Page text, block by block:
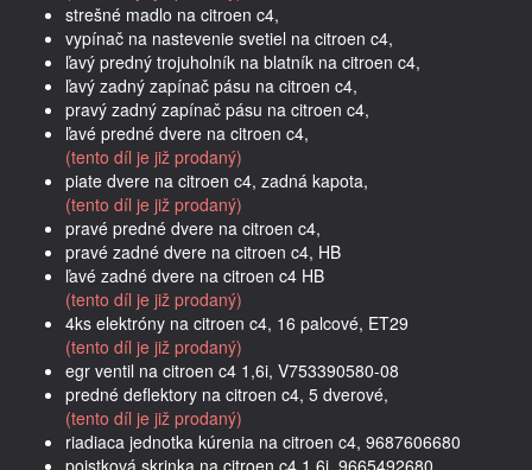
strešné madlo na citroen c4,
vypínač na nastevenie svetiel na citroen c4,
ľavý predný trojuholník na blatník na citroen c4,
ľavý zadný zapínač pásu na citroen c4,
pravý zadný zapínač pásu na citroen c4,
ľavé predné dvere na citroen c4,
(tento díl je již prodaný)
piate dvere na citroen c4, zadná kapota,
(tento díl je již prodaný)
pravé predné dvere na citroen c4,
pravé zadné dvere na citroen c4, HB
ľavé zadné dvere na citroen c4 HB
(tento díl je již prodaný)
4ks elektróny na citroen c4, 16 palcové, ET29
(tento díl je již prodaný)
egr ventil na citroen c4 1,6i, V753390580-08
predné deflektory na citroen c4, 5 dverové,
(tento díl je již prodaný)
riadiaca jednotka kúrenia na citroen c4, 9687606680